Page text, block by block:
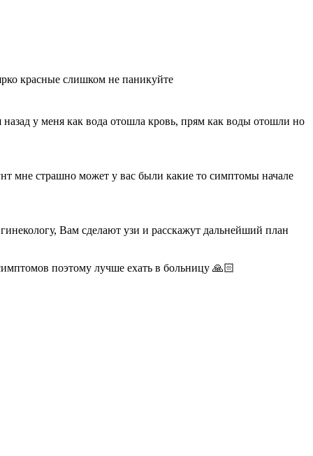
красные слишком не паникуйте
у меня как вода отошла кровь, прям как воды отошли но
мне страшно может у вас были какие то симптомы начале
Вам сделают узи и расскажут дальнейший план
поэтому лучше ехать в больницу 🙏🏻